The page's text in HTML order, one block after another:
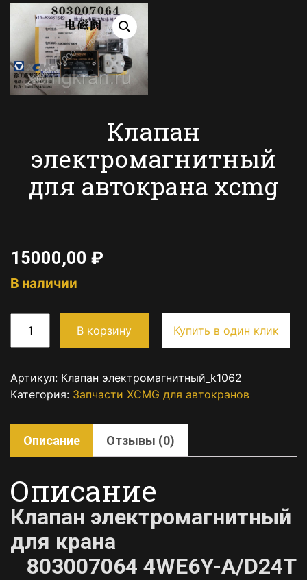
Клапан
электромагнитный
для автокрана xcmg
15000,00 ₽
В наличии
В корзину Купить в один клик
Артикул: Клапан электромагнитный_k1062
Категория: Запчасти XCMG для автокранов
Описание Отзывы (0)
Описание
Клапан электромагнитный
для крана
803007064 4WE6Y-A/D24T